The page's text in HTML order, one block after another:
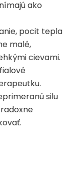
ako
pocit tepla
malé,
cievami.
silu